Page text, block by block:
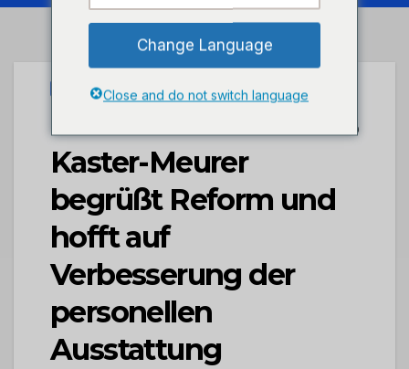
STADTKREUZNACH
Neues Kita-Gesetz: OB
Kaster-Meurer
begrüßt Reform und
hofft auf
Verbesserung der
personellen
Ausstattung
Change Language
Close and do not switch language